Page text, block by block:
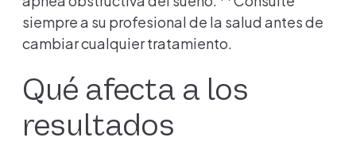
siempre a su profesional de la salud antes de
cambiar cualquier tratamiento.
Qué afecta a los
resultados